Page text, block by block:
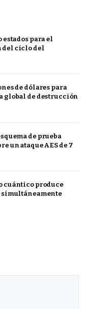
para el
del ciclo del
de dólares para
global de destrucción
de prueba
un ataque AES de 7
cuántico produce